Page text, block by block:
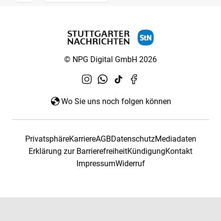
© NPG Digital GmbH 2026
Wo Sie uns noch folgen können
PrivatsphäreKarriereAGBDatenschutzMediadaten
Erklärung zur BarrierefreiheitKündigungKontakt
ImpressumWiderruf